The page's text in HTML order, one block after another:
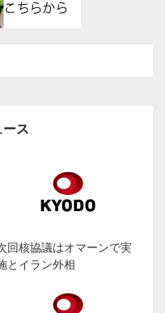
ス
回核協議はオマーンで実
とイラン外相